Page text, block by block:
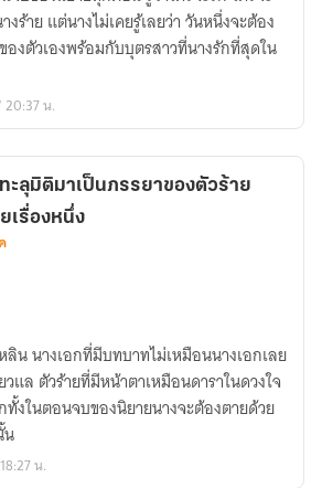
งร้าย แต่นางไม่เคยรู้เลยว่า วันหนึ่งจะต้อง
องตัวเองพร้อมกับบุตรสาวที่นางรักที่สุดใน
น.
ะลุมิติมาเป็นภรรยาของตัวร้าย
เรื่องหนึ่ง
ลิน นางเอกที่มีบทบาทไม่เหมือนนางเอกเลย
แล ตัวร้ายที่มีหน้าตาเหมือนดาราในดวงใจ
งในตอนจบของนิยายนางจะต้องตายด้วย
น.